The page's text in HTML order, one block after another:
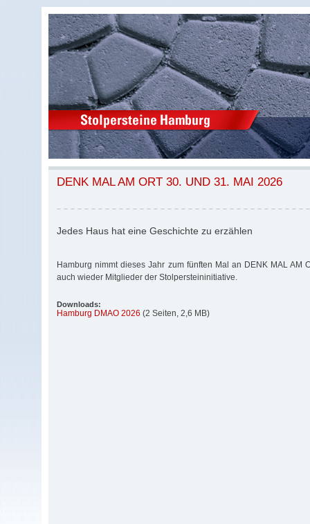
DENK MAL AM ORT 30. UND 31. MAI 2026
Jedes Haus hat eine Geschichte zu erzählen
Hamburg nimmt dieses Jahr zum fünften Mal an DENK MAL AM
auch wieder Mitglieder der Stolpersteininitiative.
Downloads:
Hamburg DMAO 2026 (2 Seiten, 2,6 MB)